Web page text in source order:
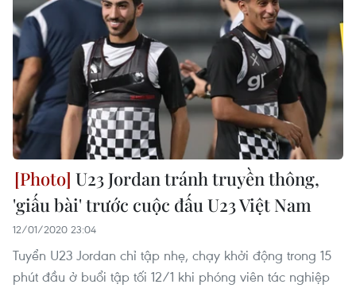
U23 Jordan tránh truyền thông,
'giấu bài' trước cuộc đấu U23 Việt Nam
12/01/2020 23:04
Tuyển U23 Jordan chỉ tập nhẹ, chạy khởi động trong 15
phút đầu ở buổi tập tối 12/1 khi phóng viên tác nghiệp